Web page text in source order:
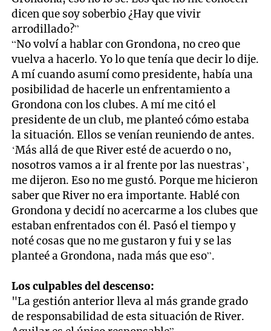
dicen que soy soberbio ¿Hay que vivir
arrodillado?”
“No volví a hablar con Grondona, no creo que
vuelva a hacerlo. Yo lo que tenía que decir lo dije.
A mí cuando asumí como presidente, había una
posibilidad de hacerle un enfrentamiento a
Grondona con los clubes. A mí me citó el
presidente de un club, me planteó cómo estaba
la situación. Ellos se venían reuniendo de antes.
‘Más allá de que River esté de acuerdo o no,
nosotros vamos a ir al frente por las nuestras’,
me dijeron. Eso no me gustó. Porque me hicieron
saber que River no era importante. Hablé con
Grondona y decidí no acercarme a los clubes que
estaban enfrentados con él. Pasó el tiempo y
noté cosas que no me gustaron y fui y se las
planteé a Grondona, nada más que eso”.
Los culpables del descenso:
"La gestión anterior lleva al más grande grado
de responsabilidad de esta situación de River.